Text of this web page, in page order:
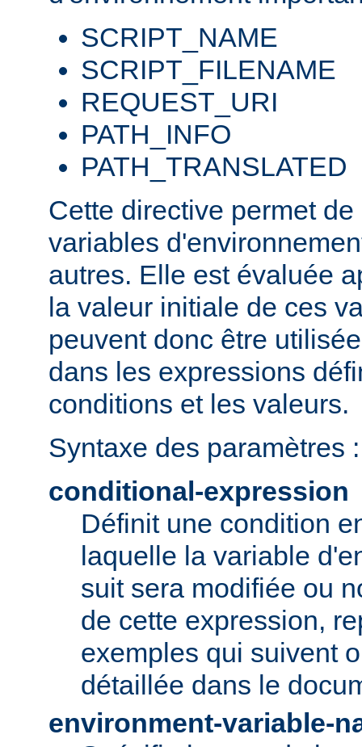
SCRIPT_NAME
SCRIPT_FILENAME
REQUEST_URI
PATH_INFO
PATH_TRANSLATED
Cette directive permet
variables
autres. Elle est évaluée
la valeur initiale de ces
peuvent donc être
dans les expressions
conditions et les valeurs.
Syntaxe des paramètres :
conditional-expression
Définit une condition
laquelle la variable
suit sera modifiée ou
de cette expression,
exemples qui suivent
détaillée dans le
environment-variable-